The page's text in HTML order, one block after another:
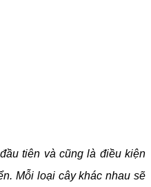
tiên và cũng là điều kiện
Mỗi loại cây khác nhau sẽ